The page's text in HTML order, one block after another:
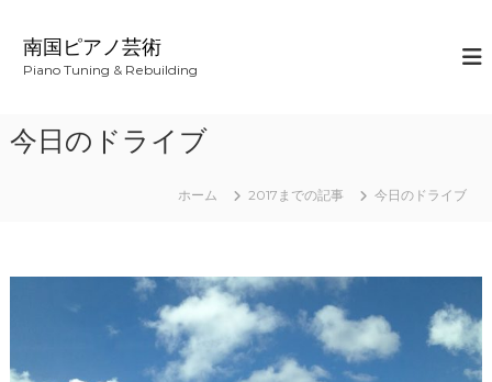
ス
南国ピアノ芸術
Piano Tuning & Rebuilding
今日のドライブ
ホーム 2017までの記事 今日のドライブ